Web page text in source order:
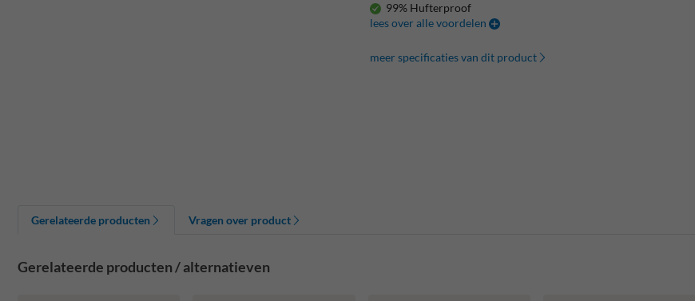
99% Hufterproof
lees over alle voordelen
meer specificaties van dit product
Gerelateerde producten Vragen over product
Gerelateerde producten / alternatieven